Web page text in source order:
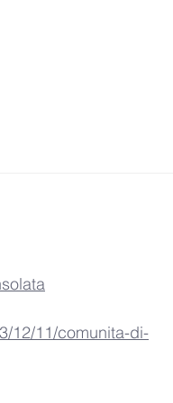
12/11/comunita-di-